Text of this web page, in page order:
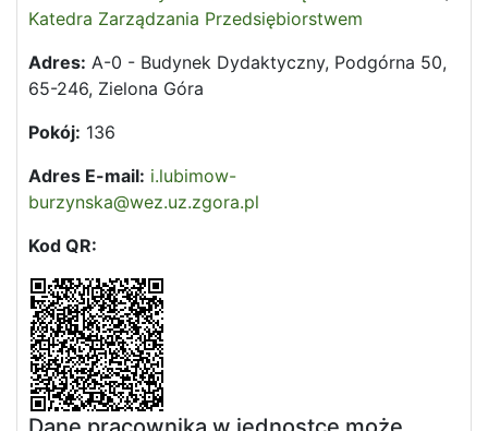
Katedra Zarządzania Przedsiębiorstwem
Adres: A-0 - Budynek Dydaktyczny, Podgórna 50,
65-246, Zielona Góra
Pokój: 136
Adres E-mail: i.lubimow-
burzynska@wez.uz.zgora.pl
Kod QR: